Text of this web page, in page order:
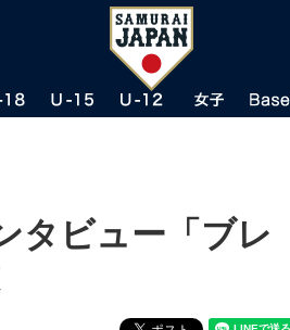
タビュー「ブレ